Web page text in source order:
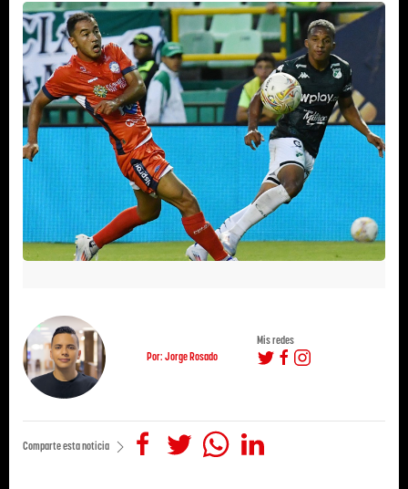
Por: Jorge Rosado
Mis redes
Comparte esta noticia